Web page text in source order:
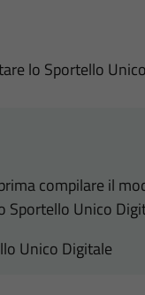
lo Sportello
compilare il
Sportello Unico
Unico Digitale